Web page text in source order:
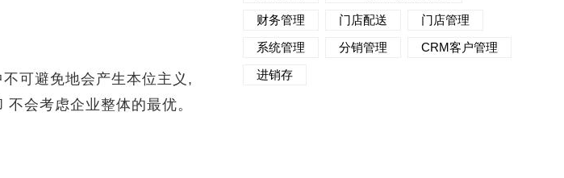
可避免地会产生本位主义,
会考虑企业整体的最优。
财务管理
门店配送
门店管理
系统管理
分销管理
CRM客户管理
进销存